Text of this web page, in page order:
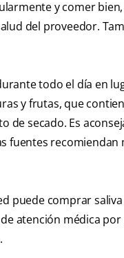
y comer
del proveedor.
todo el día en
y frutas, que
secado. Es
fuentes
puede comprar
atención médica